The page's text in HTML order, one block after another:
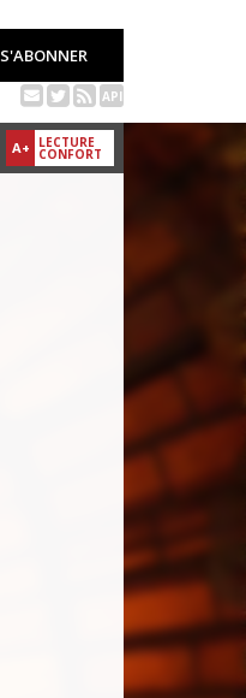
S'ABONNER
API
A+ LECTURE
CONFORT